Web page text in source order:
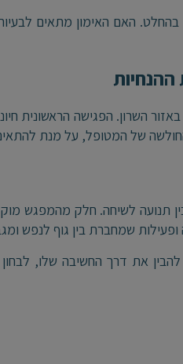
האם האימון מתאים
השרון. הפגישה הראשונית
של המטופל, על מנת
תנועה לשיחה. חלק מהמפגש
ופעילות שמחברת בין גוף לנפש
את דרך החשיבה שלו,